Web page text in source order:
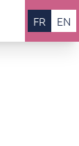
FR EN